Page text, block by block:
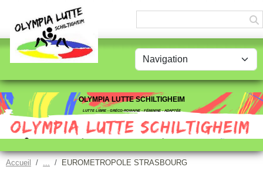
OLYMPIA LUTTE SCHILTIGHEIM
LUTTE LIBRE - GRÉCO-ROMAINE - FÉMININE - ADAPTÉE
Accueil EUROMETROPOLE STRASBOURG
Panneau de gestion des cookies